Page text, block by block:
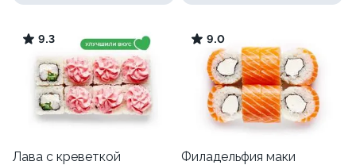
9.3
Лава с креветкой
9.0
Филадельфия маки